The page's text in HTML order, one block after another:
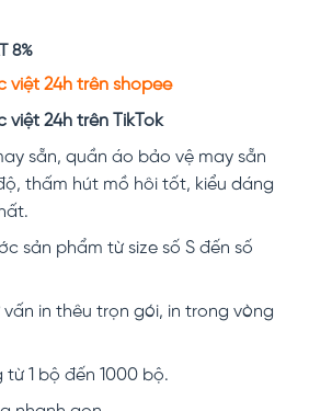
8%
việt 24h trên shopee
24h trên TikTok
sẵn, quần áo bảo vệ may sẵn
thấm hút mồ hôi tốt, kiểu dáng
sản phẩm từ size số S đến số
in thêu trọn gói, in trong vòng
1 bộ đến 1000 bộ.